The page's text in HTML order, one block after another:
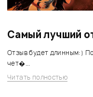
Самый лучший
Отзыв будет длинным:)
чет�...
Читать полностью